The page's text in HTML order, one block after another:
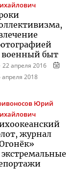
военный быт
22 апреля 2016
апреля 2018
Юрий
журнал